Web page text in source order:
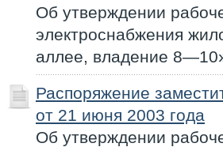
Об утверждении
электроснабжения
аллее, владение
Распоряжение
от 21 июня 2003 года
Об утверждении